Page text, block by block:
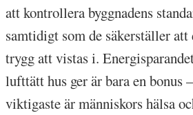
att kontrollera byggnadens
samtidigt som de säkerställer att
trygg att vistas i.
lufttätt hus ger är bara en bonus
viktigaste är människors hälsa